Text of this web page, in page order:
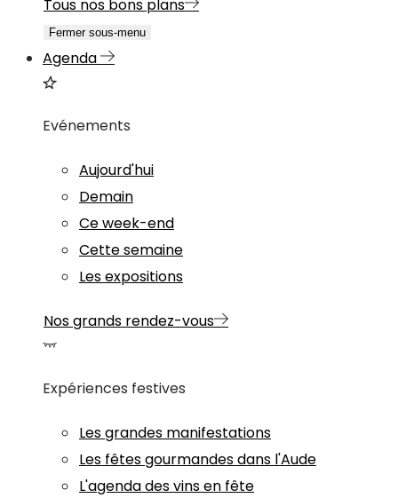
Tous nos bons plans
Fermer sous-menu
Agenda
Evénements
Aujourd'hui
Demain
Ce week-end
Cette semaine
Les expositions
Nos grands rendez-vous
Expériences festives
Les grandes manifestations
Les fêtes gourmandes dans l'Aude
L'agenda des vins en fête